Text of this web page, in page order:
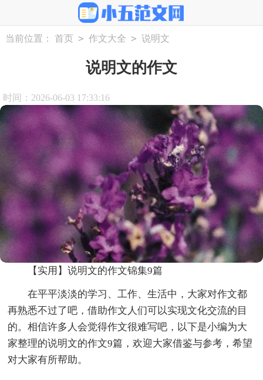
当前位置： 首页 > 作文大全 > 说明文
说明文的作文
时间：2026-06-03 17:33:16
【实用】说明文的作文锦集9篇
在平平淡淡的学习、工作、生活中，大家对作文都
再熟悉不过了吧，借助作文人们可以实现文化交流的目
的。相信许多人会觉得作文很难写吧，以下是小编为大
家整理的说明文的作文9篇，欢迎大家借鉴与参考，希望
对大家有所帮助。